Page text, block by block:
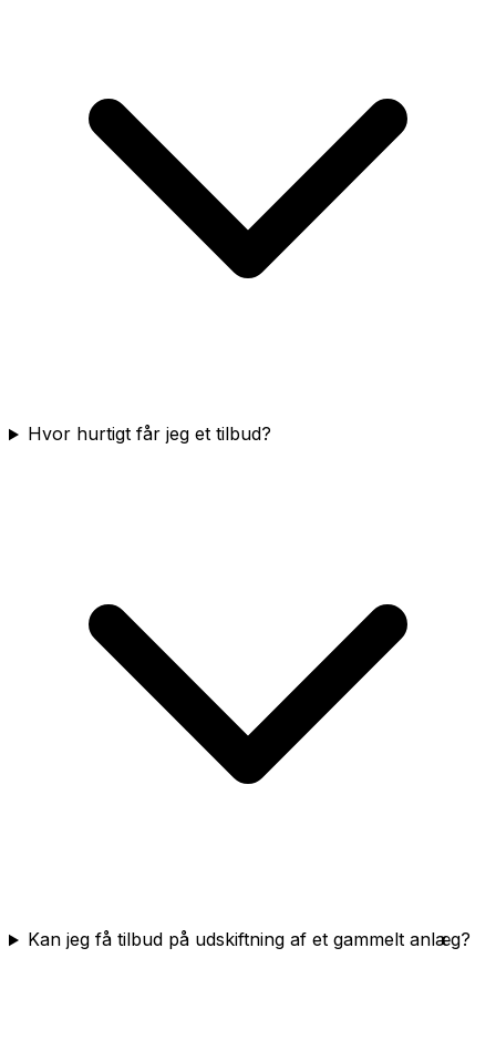
Hvor hurtigt får jeg et tilbud?
Kan jeg få tilbud på udskiftning af et gammelt anlæg?